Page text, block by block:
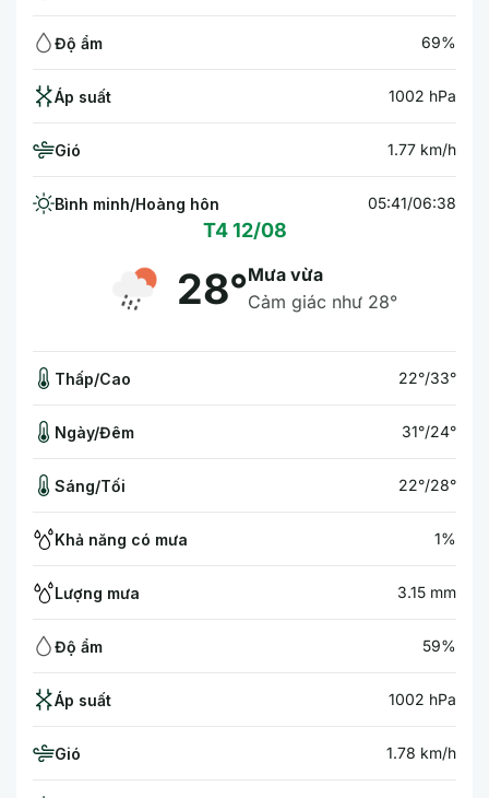
Độ ẩm 69%
Áp suất 1002 hPa
Gió 1.77 km/h
Bình minh/Hoàng hôn 05:41/06:38
T4 12/08
28°Mưa vừa
Cảm giác như 28°
Thấp/Cao 22°/33°
Ngày/Đêm 31°/24°
Sáng/Tối 22°/28°
Khả năng có mưa 1%
Lượng mưa 3.15 mm
Độ ẩm 59%
Áp suất 1002 hPa
Gió 1.78 km/h